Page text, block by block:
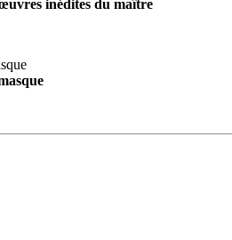
inédites du maître